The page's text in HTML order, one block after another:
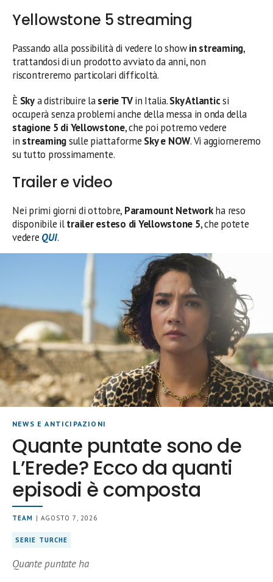
Yellowstone 5 streaming
Passando alla possibilità di vedere lo showin streaming,
trattandosi di un prodotto avviato da anni, non
riscontreremo particolari difficoltà.
È Skya distribuire laserie TVin Italia.Sky Atlanticsi
occuperà senza problemi anche della messa in onda della
stagione 5 di Yellowstone, che poi potremo vedere
in streamingsulle piattaforme Sky e NOW. Vi aggiorneremo
su tutto prossimamente.
Trailer e video
Nei primi giorni di ottobre, Paramount Networkha reso
disponibile iltrailer esteso di Yellowstone 5, che potete
vedere QUI.
NEWS E ANTICIPAZIONI
Quante puntate sono de
L’Erede? Ecco da quanti
episodi è composta
TEAM | AGOSTO 7, 2026
SERIE TURCHE
Quante puntate ha